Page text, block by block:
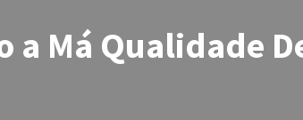
a Má Qualidade